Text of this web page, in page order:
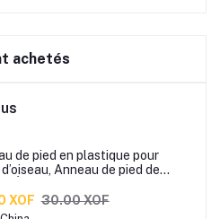
achetés
de pied en plastique pour
Anneau de pied de
XOF 30.00 XOF